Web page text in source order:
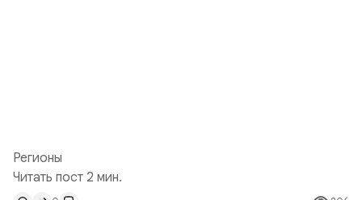
Регионы
Читать пост 2 мин.